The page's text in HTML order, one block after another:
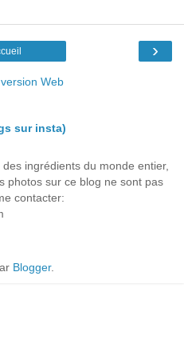
›
Web
sur insta)
ingrédients du monde entier,
photos sur ce blog ne sont pas
contacter:
Blogger.